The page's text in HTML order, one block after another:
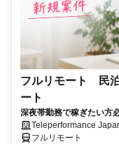
フルリモート 民
ート
深夜帯勤務で稼ぎたい方
Teleperformance
フルリモート